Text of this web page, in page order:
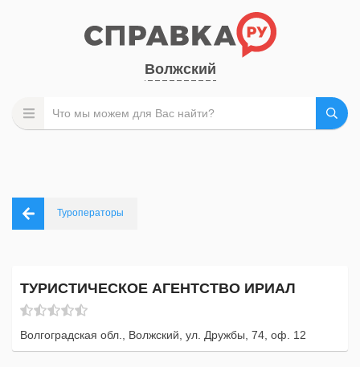
Волжский
Туроператоры
ТУРИСТИЧЕСКОЕ АГЕНТСТВО ИРИАЛ
Волгоградская обл., Волжский, ул. Дружбы, 74, оф. 12